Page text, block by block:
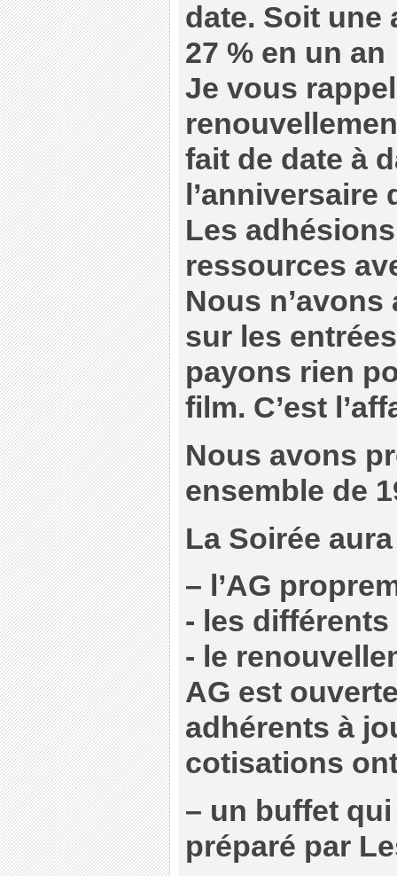
date. Soit une
27 % en un an
Je vous
fait de date à
Les
ressources
Nous
sur les
payons rien
film. C’est
Nous avons
ensemble de
La Soirée
– l’AG
- les
- le
AG est
adhérents à
cotisations
– un buffet
préparé par